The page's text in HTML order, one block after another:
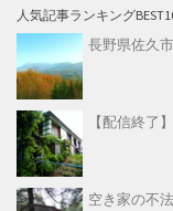
人気記事ランキング
長野県佐久
【配信終了
空き家の不